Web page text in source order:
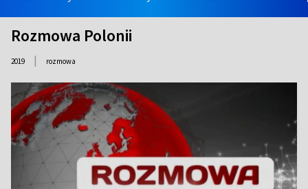
Rozmowa Polonii
2019 | rozmowa